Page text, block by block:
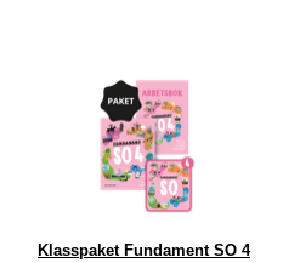
Klasspaket Fundament SO 4